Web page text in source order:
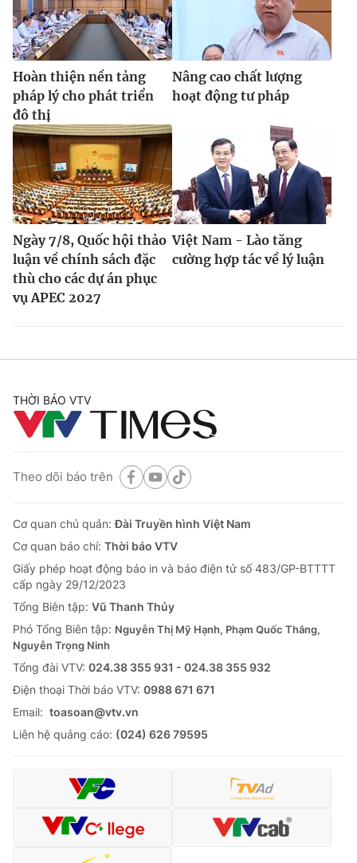
Hoàn thiện nền tảng
pháp lý cho phát triển
đô thị
Nâng cao chất lượng
hoạt động tư pháp
Ngày 7/8, Quốc hội thảo
luận về chính sách đặc
thù cho các dự án phục
vụ APEC 2027
Việt Nam - Lào tăng
cường hợp tác về lý luận
THỜI BÁO VTV
Theo dõi báo trên
Cơ quan chủ quản:Đài Truyền hình Việt Nam
Cơ quan báo chí: Thời báo VTV
Giấy phép hoạt động báo in và báo điện tử số 483/GP-BTTTT
cấp ngày 29/12/2023
Tổng Biên tập: Vũ Thanh Thủy
Phó Tổng Biên tập: Nguyễn Thị Mỹ Hạnh, Phạm Quốc Thắng,
Nguyễn Trọng Ninh
Tổng đài VTV: 024.38 355 931 - 024.38 355 932
Ðiện thoại Thời báo VTV: 0988 671 671
Email: toasoan@vtv.vn
Liên hệ quảng cáo: (024) 626 79595